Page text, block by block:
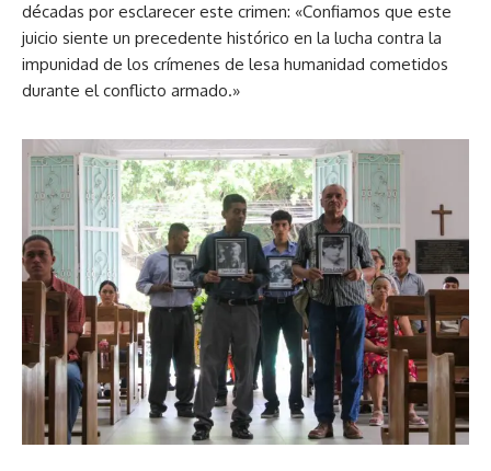
décadas por esclarecer este crimen: «Confiamos que este
juicio siente un precedente histórico en la lucha contra la
impunidad de los crímenes de lesa humanidad cometidos
durante el conflicto armado.»